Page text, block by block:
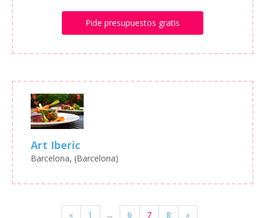
Pide presupuestos gratis
Art Iberic
Barcelona, (Barcelona)
« 1 ... 6 7 8 »